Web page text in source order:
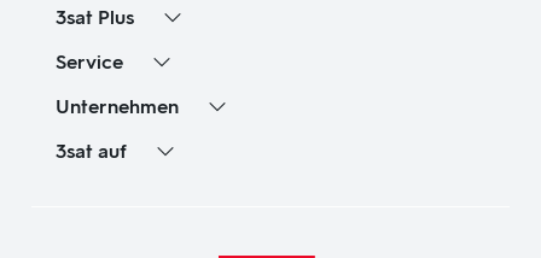
3sat Plus
Service
Unternehmen
3sat auf